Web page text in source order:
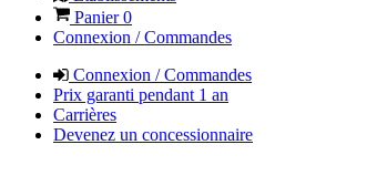
Panier0
Connexion / Commandes
Connexion / Commandes
Prix garanti pendant 1 an
Carrières
Devenez un concessionnaire